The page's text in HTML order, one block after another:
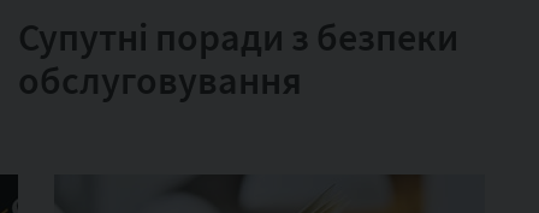
Супутні поради з безпеки
обслуговування